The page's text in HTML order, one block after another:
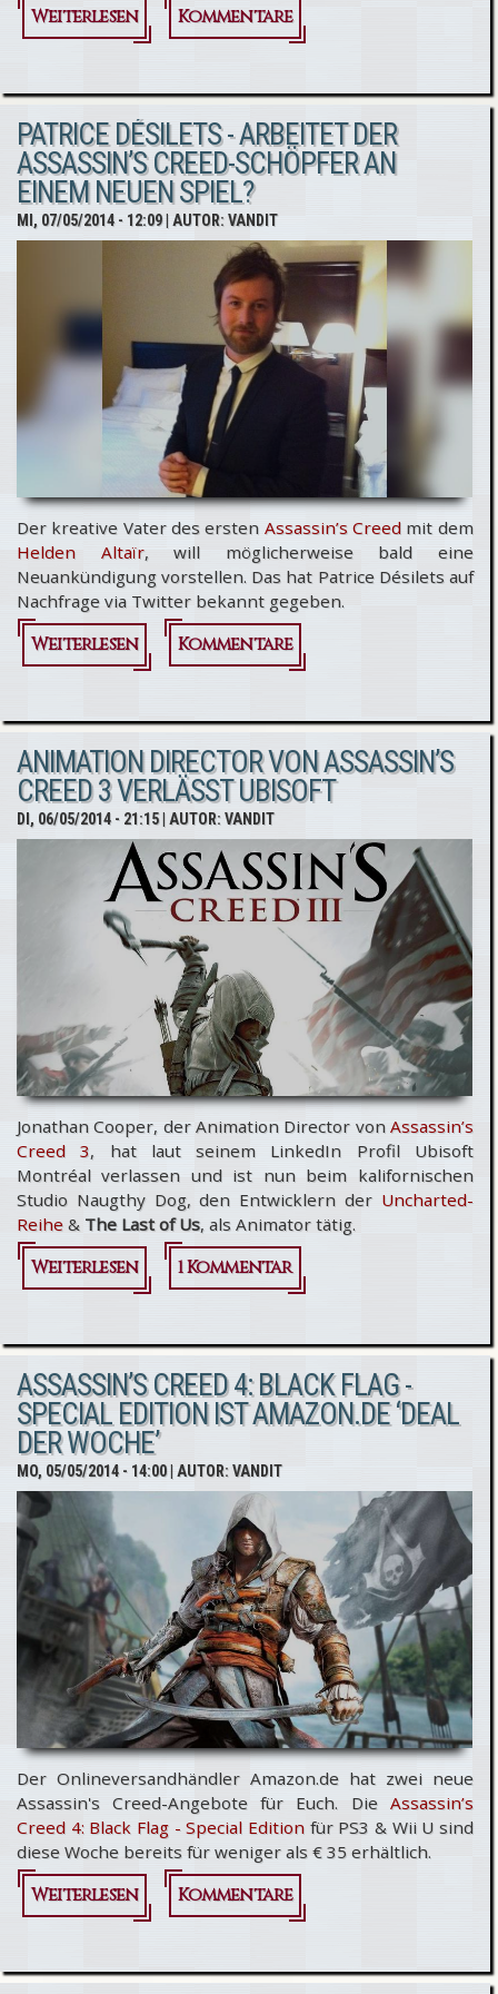
Weiterlesen
über
Creed
Pirates
kurzfristig
reduziert
erhältlich
Kommentare
PATRICE DÉSILETS - ARBEITET DER
ASSASSIN’S CREED-SCHÖPFER AN
EINEM NEUEN SPIEL?
MI, 07/05/2014 - 12:09| AUTOR:VANDIT
Der kreative Vater des ersten Assassin’s Creed mit dem
Helden Altaïr, will möglicherweise bald eine
Neuankündigung vorstellen. Das hat Patrice Désilets auf
Nachfrage via Twitter bekannt gegeben.
Weiterlesen
über
Désilets -
Arbeitet
der
Assassin’s
Creed-
Schöpfer
an einem
neuen
Spiel?
Kommentare
ANIMATION DIRECTOR VON ASSASSIN’S
CREED 3 VERLÄSST UBISOFT
DI, 06/05/2014 - 21:15| AUTOR:VANDIT
Jonathan Cooper, der Animation Director von Assassin’s
Creed 3, hat laut seinem LinkedIn Profil Ubisoft
Montréal verlassen und ist nun beim kalifornischen
Studio Naugthy Dog, den Entwicklern der Uncharted-
Reihe & The Last of Us, als Animator tätig.
Weiterlesen
über
Director
von
Assassin’s
Creed 3
Ubisoft
1 Kommentar
ASSASSIN’S CREED 4: BLACK FLAG -
SPECIAL EDITION IST AMAZON.DE ‘DEAL
DER WOCHE’
MO, 05/05/2014 - 14:00| AUTOR:VANDIT
Der Onlineversandhändler Amazon.de hat zwei neue
Assassin's Creed-Angebote für Euch. Die Assassin’s
Creed 4: Black Flag - Special Editionfür PS3 & Wii U sind
diese Woche bereits für weniger als € 35 erhältlich.
Weiterlesen
über
Creed 4:
Kommentare